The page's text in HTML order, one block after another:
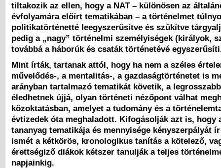
tiltakozik az ellen, hogy a NAT – különösen az
évfolyamára előírt tematikában – a történelmet
politikatörténetté leegyszerűsítve és szűkítve
pedig a „nagy” történelmi személyiségek (királyok,
továbbá a háborúk és csaták történetévé
Mint írták, tartanak attól, hogy ha nem a széles
művelődés-, a mentalitás-, a gazdaságtörténetet is
arányban tartalmazó tematikát követik, a
éledhetnek újjá, olyan történeti nézőpont válhat
közoktatásban, amelyet a tudomány és a
évtizedek óta meghaladott. Kifogásolják azt is, hogy
tananyag tematikája és mennyisége kényszerpályát
ismét a kétkörös, kronologikus tanítás a kötelező,
érettségiző diákok kétszer tanulják a teljes
napjainkig.